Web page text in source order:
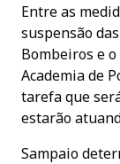
Entre as
suspensão
Bombeiros e
Academia de
tarefa que
estarão
Sampaio